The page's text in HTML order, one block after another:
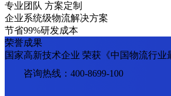
专业团队 方案定制
企业系统级物流解决方案
节省99%研发成本
荣誉成果
国家高新技术企业 荣获《中国物流行业
咨询热线：400-8699-100